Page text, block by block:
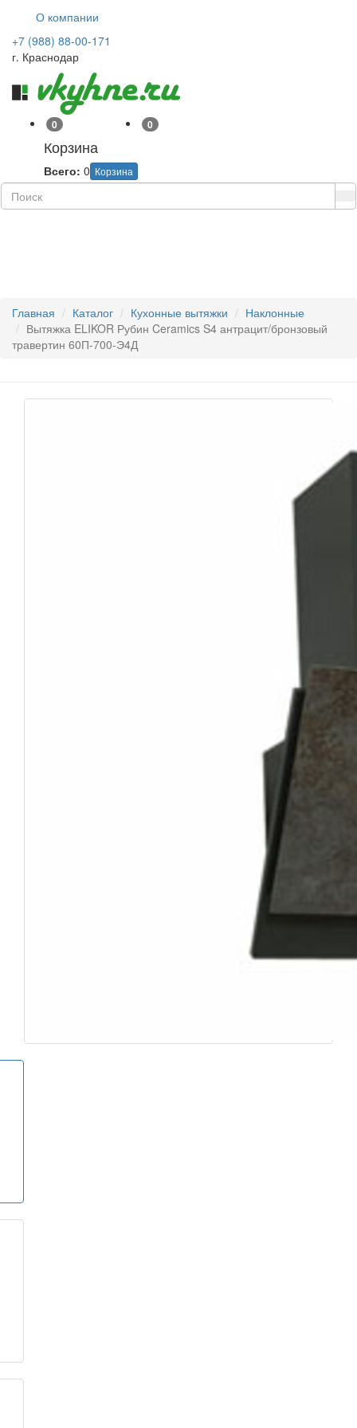
О компании
+7 (988) 88-00-171
г. Краснодар
0
Корзина
Корзина
Всего: 0
0
Главная Каталог Кухонные вытяжки
Наклонные
Вытяжка ELIKOR Рубин Ceramics S4 антрацит/бронзовый
травертин 60П-700-Э4Д